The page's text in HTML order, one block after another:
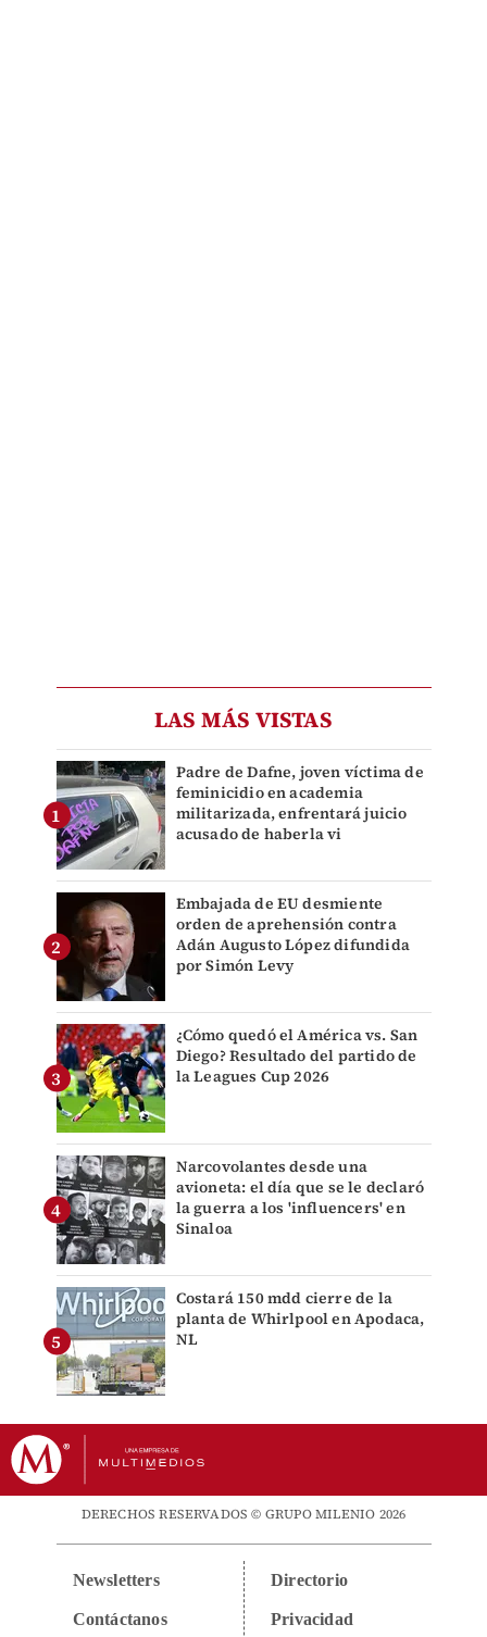
LAS MÁS VISTAS
Padre de Dafne, joven víctima de
feminicidio en academia
militarizada, enfrentará juicio
acusado de haberla vi
Embajada de EU desmiente
orden de aprehensión contra
Adán Augusto López difundida
por Simón Levy
¿Cómo quedó el América vs. San
Diego? Resultado del partido de
la Leagues Cup 2026
Narcovolantes desde una
avioneta: el día que se le declaró
la guerra a los 'influencers' en
Sinaloa
Costará 150 mdd cierre de la
planta de Whirlpool en Apodaca,
NL
DERECHOS RESERVADOS © GRUPO MILENIO 2026
Newsletters
Contáctanos
Directorio
Privacidad